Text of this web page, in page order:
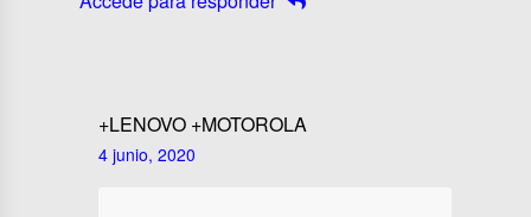
+LENOVO +MOTOROLA
4 junio, 2020